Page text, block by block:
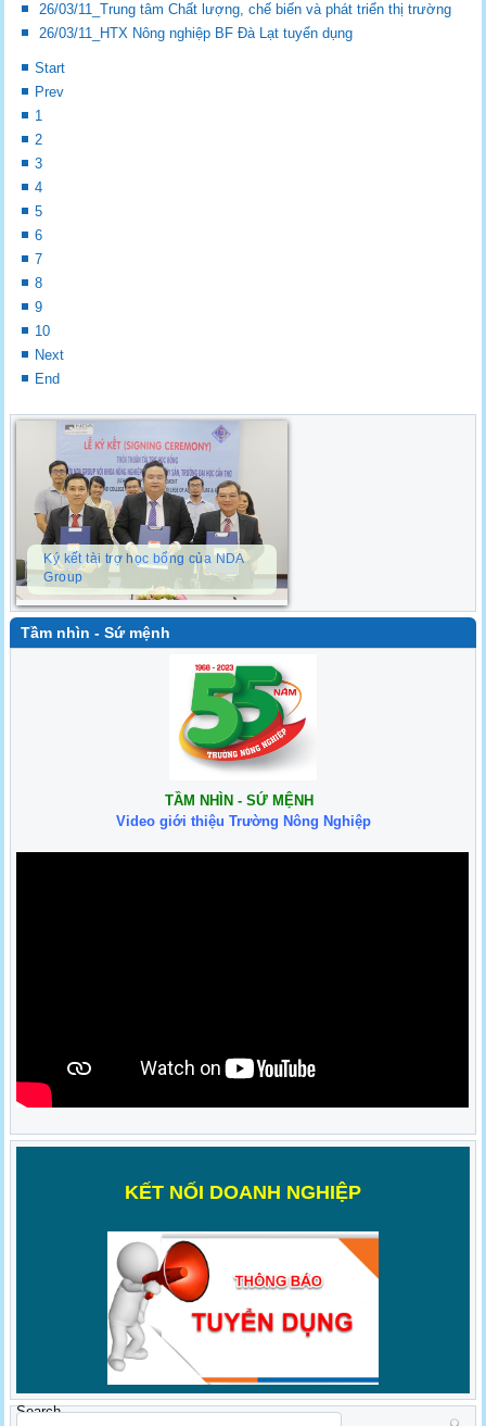
26/03/11_Trung tâm Chất lượng, chế biến và phát triển thị trường
26/03/11_HTX Nông nghiệp BF Đà Lạt tuyển dụng
Start
Prev
1
2
3
4
5
6
7
8
9
10
Next
End
Ký kết tài trợ học bổng của NDA
Group
Tầm nhìn - Sứ mệnh
TẦM NHÌN - SỨ MỆNH
Video giới thiệu Trường Nông Nghiệp
KẾT NỐI DOANH NGHIỆP
Search